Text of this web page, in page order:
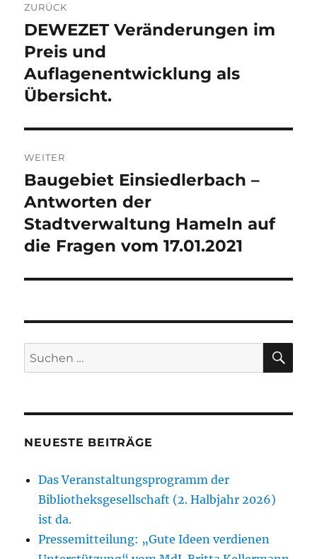
ZURÜCK
Vorheriger
Beitrag:
DEWEZET Veränderungen im
Preis und
Auflagenentwicklung als
Übersicht.
WEITER
Nächster
Beitrag:
Baugebiet Einsiedlerbach –
Antworten der
Stadtverwaltung Hameln auf
die Fragen vom 17.01.2021
Suchen
nach:
NEUESTE BEITRÄGE
Das Veranstaltungsprogramm der
Bibliotheksgesellschaft (2. Halbjahr 2026)
ist da.
Pressemitteilung: „Gute Ideen verdienen